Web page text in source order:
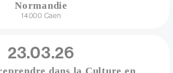
Normandie
14000 Caen
Date
23.03.26